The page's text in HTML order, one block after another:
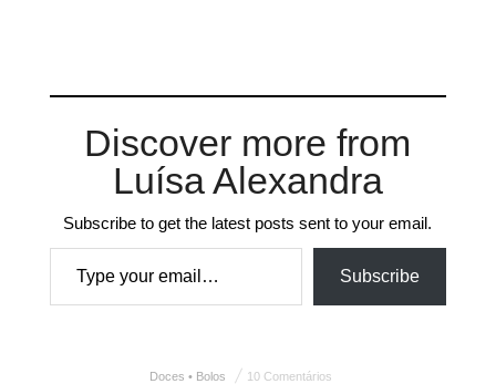
Discover more from
Luísa Alexandra
Subscribe to get the latest posts sent to your email.
Type your email…
Subscribe
Doces • Bolos 10 Comentários